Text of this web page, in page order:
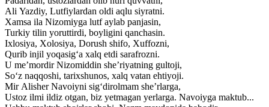
Ali Yazdiy, Lutfiylardan oldi aqlu siyratni.
Xamsa ila Nizomiyga lutf aylab panjasin,
Turkiy tilin yoruttirdi, boyligini qanchasin.
Ixlosiya, Xolosiya, Dorush shifo, Xuffozni,
Qurib injil yoqasig‘a xalq etdi sarafrozni.
U me’mordir Nizomiddin she’riyatning gultoji,
So‘z naqqoshi, tarixshunos, xalq vatan ehtiyoji.
Mir Alisher Navoiyni sig‘dirolmam she’rlarga,
Ustoz ilmi ildiz otgan, biz yetmagan yerlarga. Navoiyga maktub...